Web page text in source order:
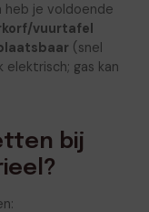
heb je voldoende
vuurtafel
(snel
elektrisch; gas kan
bij